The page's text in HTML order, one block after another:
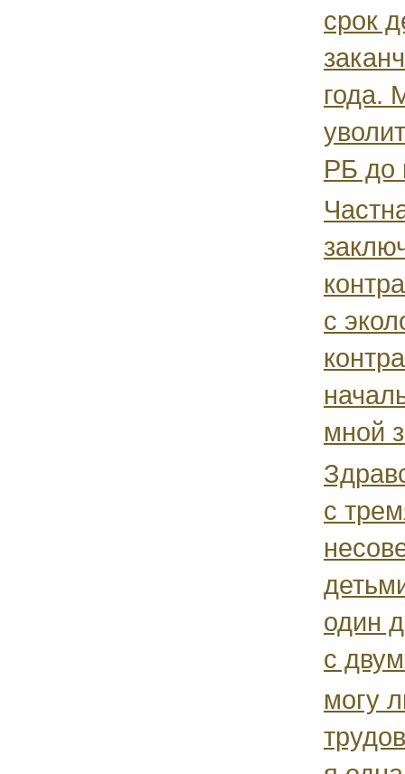
срок
года.
РБ до
с
мной
с
один
с
могу